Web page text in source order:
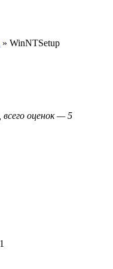
» WinNTSetup
оценок — 5